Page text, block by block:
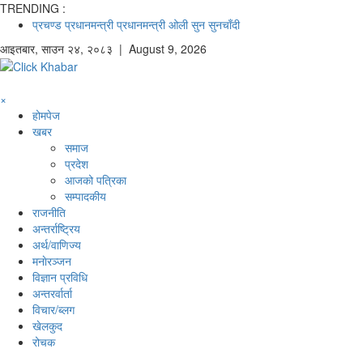
TRENDING :
प्रचण्ड प्रधानमन्त्री प्रधानमन्त्री ओली सुन सुनचाँदी
आइतबार, साउन २४, २०८३ | August 9, 2026
×
होमपेज
खबर
समाज
प्रदेश
आजको पत्रिका
सम्पादकीय
राजनीति
अन्तर्राष्ट्रिय
अर्थ/वाणिज्य
मनाेरञ्जन
विज्ञान प्रविधि
अन्तरर्वार्ता
विचार/ब्लग
खेलकुद
रोचक